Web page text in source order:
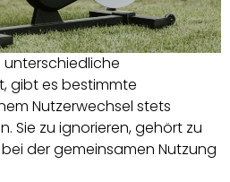
unterschiedliche
gibt es bestimmte
Nutzerwechsel stets
Sie zu ignorieren, gehört zu
der gemeinsamen Nutzung